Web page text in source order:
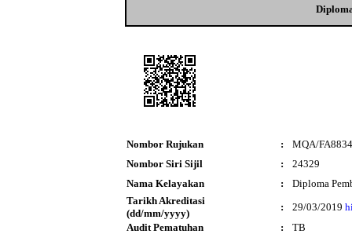
Nombor Rujukan :
MQA/FA8834
Nombor Siri Sijil
:
24329
Nama Kelayakan
:
Diploma
Tarikh Akreditasi
(dd/mm/yyyy)
: 29/03/2019
Audit Pematuhan
:
TB